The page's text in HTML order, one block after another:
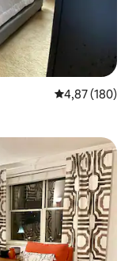
Évaluation
4,87 (180)